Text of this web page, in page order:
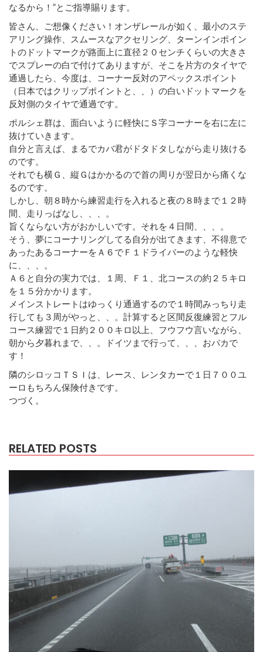
なるから！”とご指導賜ります。
皆さん、ご想像ください！オンザレールが如く、最小のステ
アリング操作、スムースなアクセリング、ターンインポイン
トのドットマークが路面上に直径２０センチくらいの大きさ
でスプレーの白で付けてありますが、そこを片方のタイヤで
通過したら、今度は、コーナー反対のアペックスポイント
（日本ではクリップポイントと、、）の白いドットマークを
反対側のタイヤで通過です。
ポルシェ群は、面白いように軽快にＳ字コーナーを右に左に
抜けていきます。
自分と言えば、まるでカバ君がドタドタしながら走り抜ける
のです。
それでも横Ｇ、縦Ｇはかかるので首の周りが翌日から痛くな
るのです。
しかし、朝８時から練習走行を入れると夜の８時まで１２時
間、走りっぱなし、、、。
旨くならない方がおかしいです。それを４日間、、、。
そう、夢にコーナリングしてる自分が出てきます、不得意で
あったあるコーナーをＡ６でＦ１ドライバーのような軽快
に、、、。
Ａ６と自分の実力では、１周、Ｆ１、北コースの約２５キロ
を１５分かかります。
メインストレートはゆっくり通過するので１時間みっちり走
行しても３周がやっと、、。計算すると区間反復練習とフル
コース練習で１日約２００キロ以上、フウフウ言いながら、
朝から夕暮れまで、、。ドイツまで行って、、、おバカで
す！
隣のシロッコＴＳＩは、レース、レンタカーで１日７００ユ
ーロもちろん保険付きです。
つづく。
RELATED POSTS